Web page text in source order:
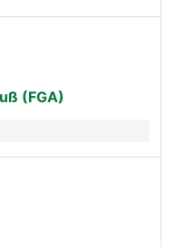
(FGA)